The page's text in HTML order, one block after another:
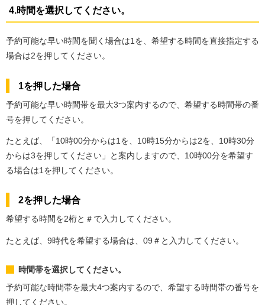
4.時間を選択してください。
予約可能な早い時間を聞く場合は1を、希望する時間を直接指定する
場合は2を押してください。
1を押した場合
予約可能な早い時間帯を最大3つ案内するので、希望する時間帯の番
号を押してください。
たとえば、「10時00分からは1を、10時15分からは2を、10時30分
からは3を押してください」と案内しますので、10時00分を希望す
る場合は1を押してください。
2を押した場合
希望する時間を2桁と＃で入力してください。
たとえば、9時代を希望する場合は、09＃と入力してください。
時間帯を選択してください。
予約可能な時間帯を最大4つ案内するので、希望する時間帯の番号を
押してください。